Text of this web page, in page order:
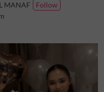
MANAF